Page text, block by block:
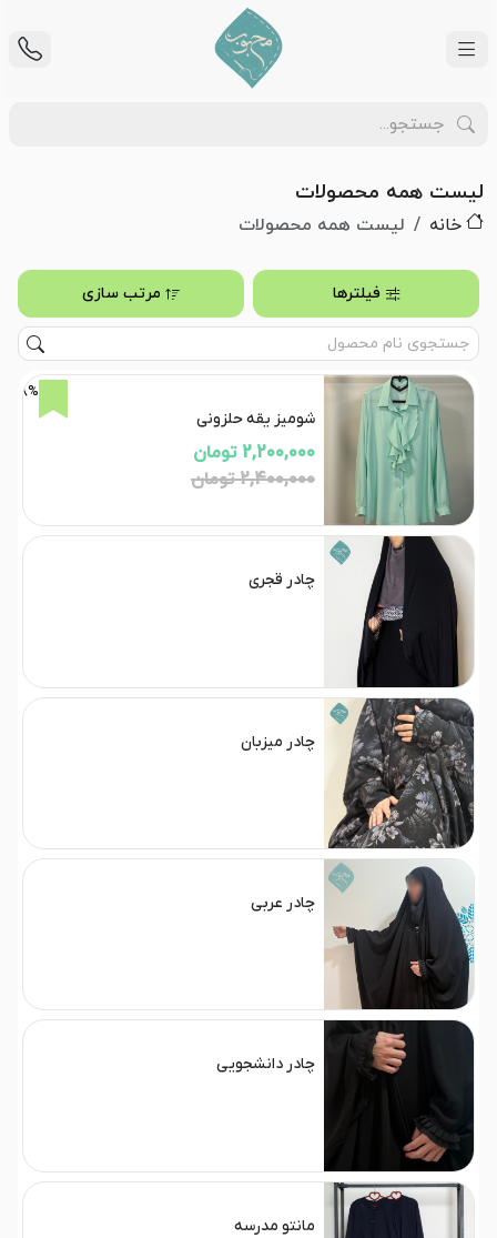
لیست همه محصولات
خانه لیست همه محصولات
فیلترها مرتب سازی
8%
شومیز یقه حلزونی
2,200,000 تومان
2,400,000 تومان
چادر قجری
چادر میزبان
چادر عربی
چادر دانشجویی
مانتو مدرسه